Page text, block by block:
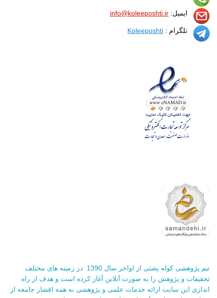
ایمیل: info@koleeposhti.ir
تلگرام : Koleeposhti
تیم پژوهشی کوله پشتی از اواخر سال 1390 در زمینه های مختلف
تحقیقات و پژوهش را به صورت آنلاین آغاز کرده است و هدف از راه
اندازی این سایت ارائه خدمات علمی و پژوهشی به همه اقشار جامعه از